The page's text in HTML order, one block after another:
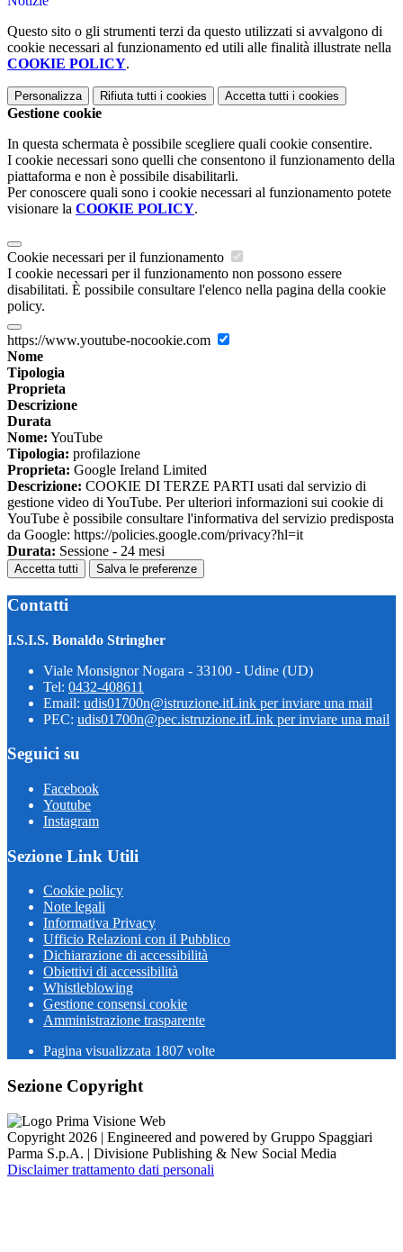
Questo sito o gli strumenti terzi da questo utilizzati si avvalgono di
cookie necessari al funzionamento ed utili alle finalità illustrate nella
COOKIE POLICY.
Personalizza Rifiuta tutti i cookies Accetta tutti i cookies
Gestione cookie
In questa schermata è possibile scegliere quali cookie consentire.
I cookie necessari sono quelli che consentono il funzionamento della
piattaforma e non è possibile disabilitarli.
Per conoscere quali sono i cookie necessari al funzionamento potete
visionare la COOKIE POLICY.
Cookie necessari per il funzionamento
I cookie necessari per il funzionamento non possono essere
disabilitati. È possibile consultare l'elenco nella pagina della cookie
policy.
https://www.youtube-nocookie.com
Nome
Tipologia
Proprieta
Descrizione
Durata
Nome: YouTube
Tipologia: profilazione
Proprieta: Google Ireland Limited
Descrizione: COOKIE DI TERZE PARTI usati dal servizio di
gestione video di YouTube. Per ulteriori informazioni sui cookie di
YouTube è possibile consultare l'informativa del servizio predisposta
da Google: https://policies.google.com/privacy?hl=it
Durata: Sessione - 24 mesi
Accetta tutti Salva le preferenze
Contatti
I.S.I.S. Bonaldo Stringher
Viale Monsignor Nogara - 33100 - Udine (UD)
Tel: 0432-408611
Email: udis01700n@istruzione.itLink per inviare una mail
PEC: udis01700n@pec.istruzione.itLink per inviare una mail
Seguici su
Facebook
Youtube
Instagram
Sezione Link Utili
Cookie policy
Note legali
Informativa Privacy
Ufficio Relazioni con il Pubblico
Dichiarazione di accessibilità
Obiettivi di accessibilità
Whistleblowing
Gestione consensi cookie
Amministrazione trasparente
Pagina visualizzata 1807 volte
Sezione Copyright
Copyright 2026 | Engineered and powered by Gruppo Spaggiari
Parma S.p.A. | Divisione Publishing & New Social Media
Disclaimer trattamento dati personali